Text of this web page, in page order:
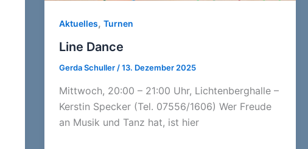
Aktuelles, Turnen
Line Dance
Gerda Schuller /13. Dezember 2025
Mittwoch, 20:00 – 21:00 Uhr, Lichtenberghalle –
Kerstin Specker (Tel. 07556/1606) Wer Freude
an Musik und Tanz hat, ist hier